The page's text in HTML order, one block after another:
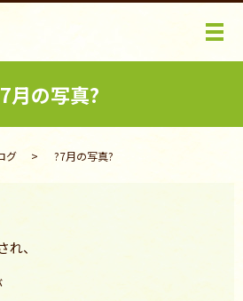
メ
月の写真?
グ ?7月の写真?
、